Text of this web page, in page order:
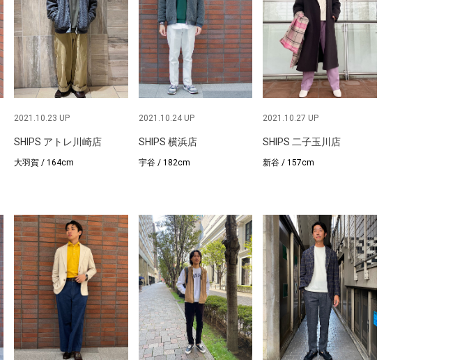
2021.10.23 UP
SHIPS アトレ川崎店
大羽賀 / 164cm
2021.10.24 UP
SHIPS 横浜店
宇谷 / 182cm
2021.10.27 UP
SHIPS 二子玉川店
新谷 / 157cm